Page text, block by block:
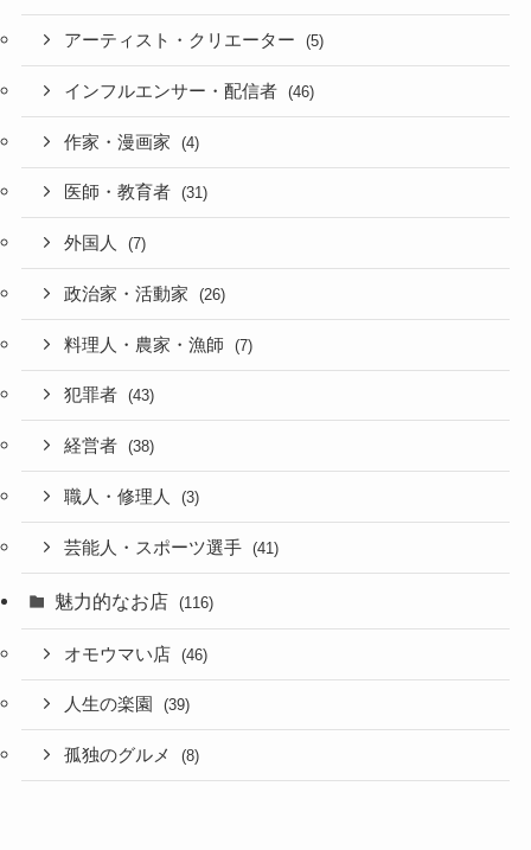
アーティスト・クリエーター (5)
インフルエンサー・配信者 (46)
作家・漫画家 (4)
医師・教育者 (31)
外国人 (7)
政治家・活動家 (26)
料理人・農家・漁師 (7)
犯罪者 (43)
経営者 (38)
職人・修理人 (3)
芸能人・スポーツ選手 (41)
魅力的なお店 (116)
オモウマい店 (46)
人生の楽園 (39)
孤独のグルメ (8)